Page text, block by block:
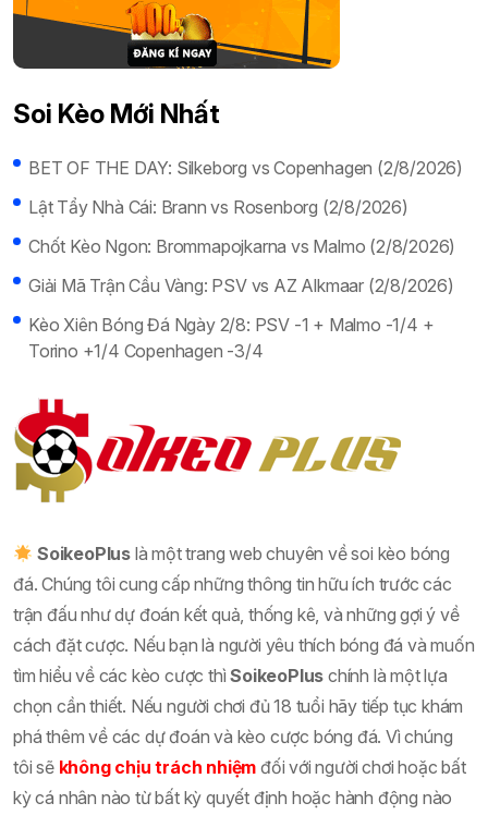
Soi Kèo Mới Nhất
BET OF THE DAY: Silkeborg vs Copenhagen (2/8/2026)
Lật Tẩy Nhà Cái: Brann vs Rosenborg (2/8/2026)
Chốt Kèo Ngon: Brommapojkarna vs Malmo (2/8/2026)
Giải Mã Trận Cầu Vàng: PSV vs AZ Alkmaar (2/8/2026)
Kèo Xiên Bóng Đá Ngày 2/8: PSV -1 + Malmo -1/4 +
Torino +1/4 Copenhagen -3/4
SoikeoPlus là một trang web chuyên về soi kèo bóng
đá. Chúng tôi cung cấp những thông tin hữu ích trước các
trận đấu như dự đoán kết quả, thống kê, và những gợi ý về
cách đặt cược. Nếu bạn là người yêu thích bóng đá và muốn
tìm hiểu về các kèo cược thìSoikeoPlus chính là một lựa
chọn cần thiết. Nếu người chơi đủ 18 tuổi hãy tiếp tục khám
phá thêm về các dự đoán và kèo cược bóng đá. Vì chúng
tôi sẽ không chịu trách nhiệm đối với người chơi hoặc bất
kỳ cá nhân nào từ bất kỳ quyết định hoặc hành động nào